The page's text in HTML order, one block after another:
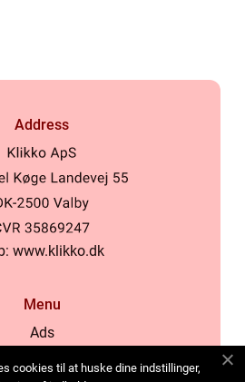
Address
www.klikko.dk
Menu
Ads
cookies til at huske dine indstillinger,